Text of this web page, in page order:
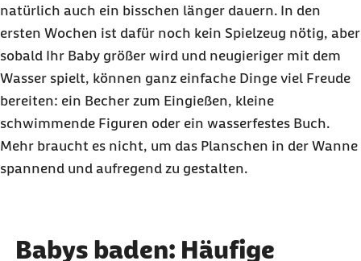
natürlich auch ein bisschen länger dauern. In den
ersten Wochen ist dafür noch kein Spielzeug nötig, aber
sobald Ihr Baby größer wird und neugieriger mit dem
Wasser spielt, können ganz einfache Dinge viel Freude
bereiten: ein Becher zum Eingießen, kleine
schwimmende Figuren oder ein wasserfestes Buch.
Mehr braucht es nicht, um das Planschen in der Wanne
spannend und aufregend zu gestalten.
Babys baden: Häufige